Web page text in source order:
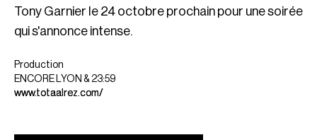
Tony Garnier le 24 octobre prochain pour une soirée
qui s'annonce intense.
Production
ENCORE LYON & 23:59
www.totaalrez.com/